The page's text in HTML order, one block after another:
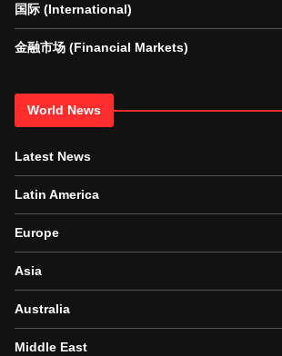
国际 (International)
金融市场 (Financial Markets)
World News
Latest News
Latin America
Europe
Asia
Australia
Middle East